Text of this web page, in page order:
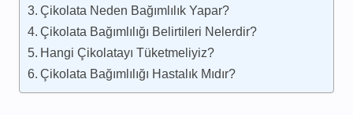
Çikolata Neden Bağımlılık Yapar?
Çikolata Bağımlılığı Belirtileri Nelerdir?
Hangi Çikolatayı Tüketmeliyiz?
Çikolata Bağımlılığı Hastalık Mıdır?